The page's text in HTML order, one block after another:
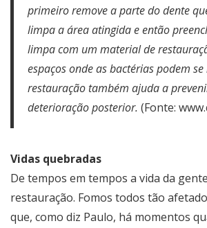
primeiro remove a parte do dente
limpa a área atingida e então
limpa com um material de
espaços onde as bactérias podem
restauração também ajuda a
deterioração posterior. (Fonte:
Vidas quebradas
De tempos em tempos a vida da
restauração. Fomos todos tão
que, como diz Paulo, há momentos